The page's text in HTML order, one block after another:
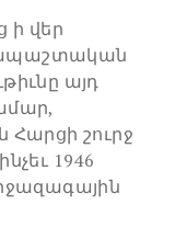
ի վեր
այդ
շուրջ
1946